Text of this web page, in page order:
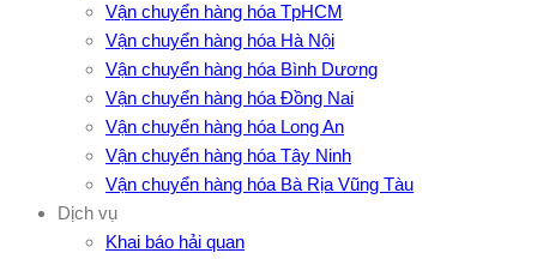
Vận chuyển hàng hóa TpHCM
Vận chuyển hàng hóa Hà Nội
Vận chuyển hàng hóa Bình Dương
Vận chuyển hàng hóa Đồng Nai
Vận chuyển hàng hóa Long An
Vận chuyển hàng hóa Tây Ninh
Vận chuyển hàng hóa Bà Rịa Vũng Tàu
Dịch vụ
Khai báo hải quan